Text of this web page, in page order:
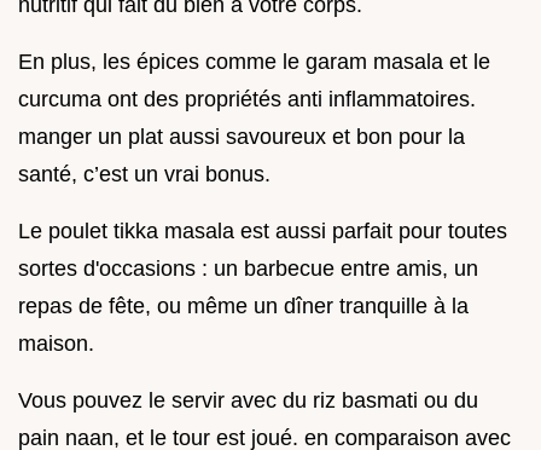
En plus, les épices comme le garam masala et le
curcuma ont des propriétés anti inflammatoires.
manger un plat aussi savoureux et bon pour la
santé, c’est un vrai bonus.
Le poulet tikka masala est aussi parfait pour toutes
sortes d'occasions : un barbecue entre amis, un
repas de fête, ou même un dîner tranquille à la
maison.
Vous pouvez le servir avec du riz basmati ou du
pain naan, et le tour est joué. en comparaison avec